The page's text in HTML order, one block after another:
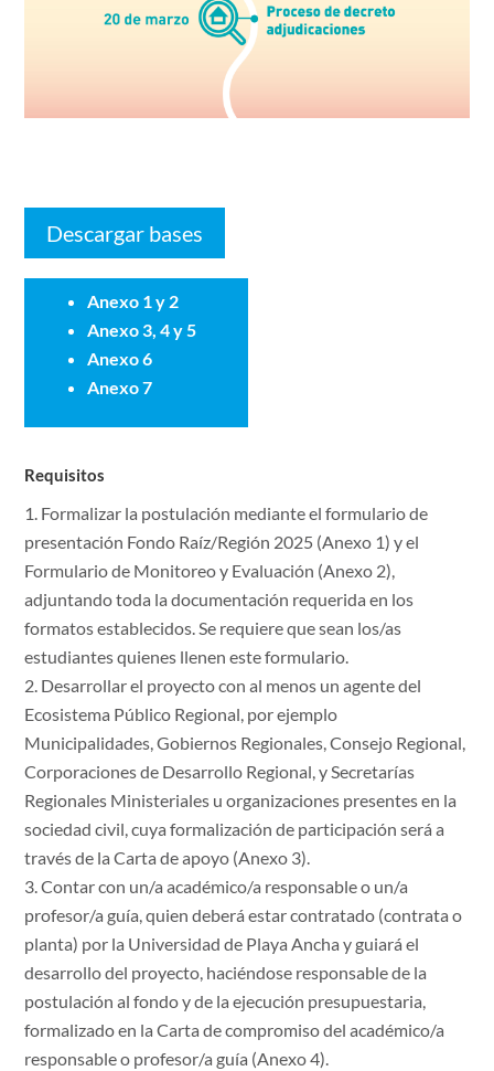
Descargar bases
Anexo 1 y 2
Anexo 3, 4 y 5
Anexo 6
Anexo 7
Requisitos
Formalizar la postulación mediante el formulario de
presentación Fondo Raíz/Región 2025 (Anexo 1) y el
Formulario de Monitoreo y Evaluación (Anexo 2),
adjuntando toda la documentación requerida en los
formatos establecidos. Se requiere que sean los/as
estudiantes quienes llenen este formulario.
Desarrollar el proyecto con al menos un agente del
Ecosistema Público Regional, por ejemplo
Municipalidades, Gobiernos Regionales, Consejo Regional,
Corporaciones de Desarrollo Regional, y Secretarías
Regionales Ministeriales u organizaciones presentes en la
sociedad civil, cuya formalización de participación será a
través de la Carta de apoyo (Anexo 3).
Contar con un/a académico/a responsable o un/a
profesor/a guía, quien deberá estar contratado (contrata o
planta) por la Universidad de Playa Ancha y guiará el
desarrollo del proyecto, haciéndose responsable de la
postulación al fondo y de la ejecución presupuestaria,
formalizado en la Carta de compromiso del académico/a
responsable o profesor/a guía (Anexo 4).